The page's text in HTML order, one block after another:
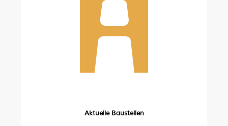
Aktuelle Baustellen